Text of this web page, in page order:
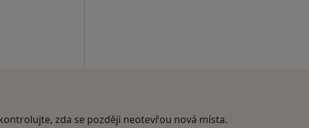
zda se později neotevřou nová místa.